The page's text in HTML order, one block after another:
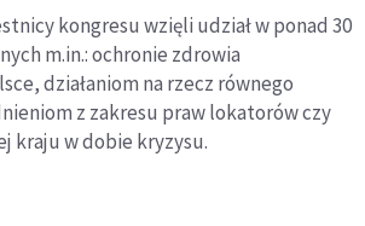
kongresu wzięli udział w ponad 30
m.in.: ochronie zdrowia
działaniom na rzecz równego
z zakresu praw lokatorów czy
kraju w dobie kryzysu.